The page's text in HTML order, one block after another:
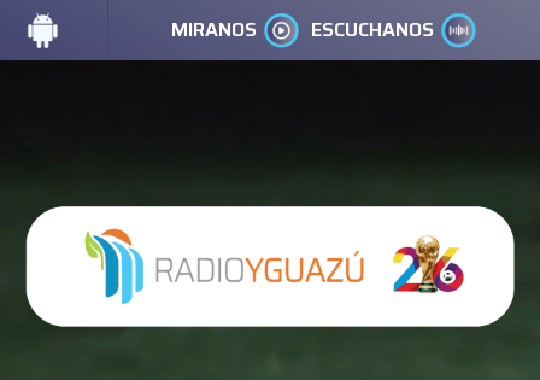
MIRANOS ESCUCHANOS